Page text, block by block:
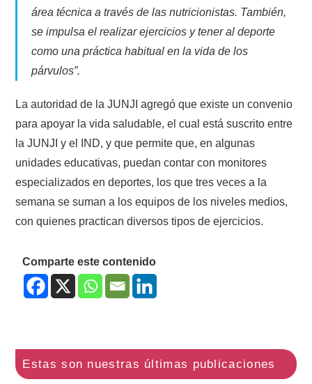
área técnica a través de las nutricionistas. También,
se impulsa el realizar ejercicios y tener al deporte
como una práctica habitual en la vida de los
párvulos”.
La autoridad de la JUNJI agregó que existe un convenio
para apoyar la vida saludable, el cual está suscrito entre
la JUNJI y el IND, y que permite que, en algunas
unidades educativas, puedan contar con monitores
especializados en deportes, los que tres veces a la
semana se suman a los equipos de los niveles medios,
con quienes practican diversos tipos de ejercicios.
Comparte este contenido